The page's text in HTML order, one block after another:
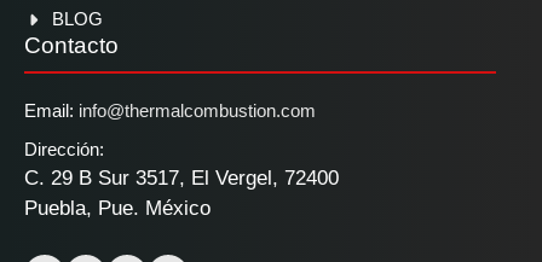
BLOG
Contacto
Email: info@thermalcombustion.com
Dirección:
C. 29 B Sur 3517, El Vergel, 72400
Puebla, Pue. México